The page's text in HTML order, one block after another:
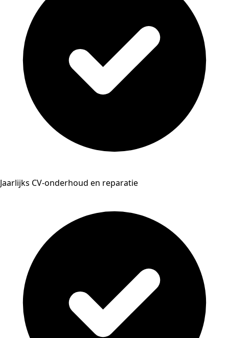
Jaarlijks CV-onderhoud en reparatie